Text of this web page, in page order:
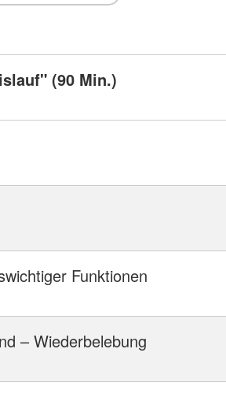
(90 Min.)
Funktionen
– Wiederbelebung